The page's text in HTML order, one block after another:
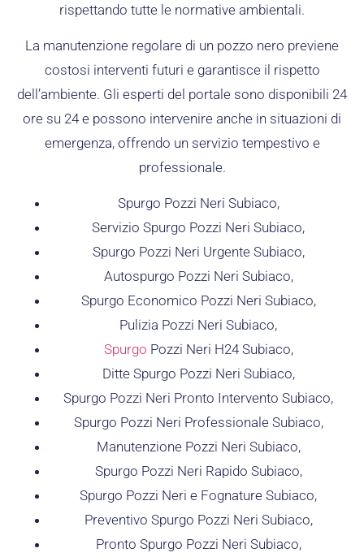
rispettando tutte le normative ambientali.
La manutenzione regolare di un pozzo nero previene
costosi interventi futuri e garantisce il rispetto
dell’ambiente. Gli esperti del portale sono disponibili 24
ore su 24 e possono intervenire anche in situazioni di
emergenza, offrendo un servizio tempestivo e
professionale.
Spurgo Pozzi Neri Subiaco,
Servizio Spurgo Pozzi Neri Subiaco,
Spurgo Pozzi Neri Urgente Subiaco,
Autospurgo Pozzi Neri Subiaco,
Spurgo Economico Pozzi Neri Subiaco,
Pulizia Pozzi Neri Subiaco,
Spurgo Pozzi Neri H24 Subiaco,
Ditte Spurgo Pozzi Neri Subiaco,
Spurgo Pozzi Neri Pronto Intervento Subiaco,
Spurgo Pozzi Neri Professionale Subiaco,
Manutenzione Pozzi Neri Subiaco,
Spurgo Pozzi Neri Rapido Subiaco,
Spurgo Pozzi Neri e Fognature Subiaco,
Preventivo Spurgo Pozzi Neri Subiaco,
Pronto Spurgo Pozzi Neri Subiaco,